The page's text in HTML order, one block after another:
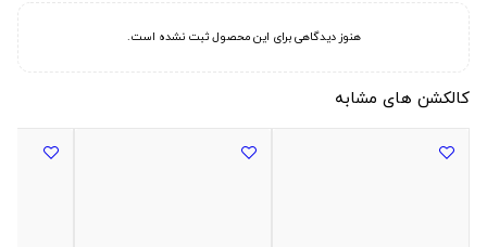
هنوز دیدگاهی برای این محصول ثبت نشده است.
کالکشن های مشابه